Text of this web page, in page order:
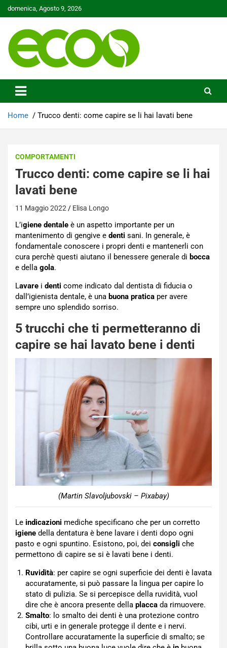
Skip
to
domenica, Agosto 9, 2026
Ecoo.it
Home Trucco denti: come capire se li hai lavati bene
COMPORTAMENTI
Trucco denti: come capire se li hai
lavati bene
11 Maggio 2022 Elisa Longo
L’igiene dentale è un aspetto importante per un
mantenimento di gengive e denti sani. In generale, è
fondamentale conoscere i propri denti e mantenerli con
cura perchè questi aiutano il benessere generale di bocca
e della gola.
Lavare i denti come indicato dal dentista di fiducia o
dall’igienista dentale, è una buona pratica per avere
sempre uno splendido sorriso.
5 trucchi che ti permetteranno di
capire se hai lavato bene i denti
(Martin Slavoljubovski – Pixabay)
Le indicazioni mediche specificano che per un corretto
igiene della dentatura è bene lavare i denti dopo ogni
pasto e ogni spuntino. Esistono, poi, dei consigli che
permettono di capire se si è lavati bene i denti.
Ruvidità: per capire se ogni superficie dei denti è lavata
accuratamente, si può passare la lingua per capire lo
stato di pulizia. Se si percepisce della ruvidità, vuol
dire che è ancora presente della placca da rimuovere.
Smalto: lo smalto dei denti è una protezione contro
cibi, urti e in generale protegge il dente e i nervi.
Controllare accuratamente la superficie di smalto; se